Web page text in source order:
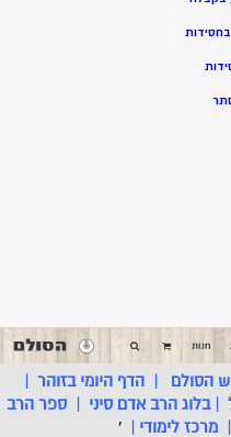
הסולם |הדף היומי בזוהר |
|בלוג הרב אדם סיני |ספר הרב
| מרכז לימודי |
'